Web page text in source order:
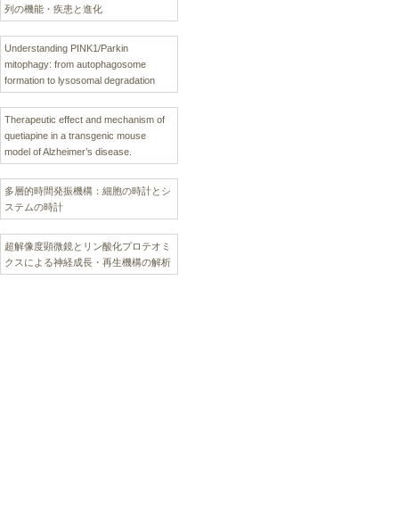
列の機能・疾患と進化
Understanding PINK1/Parkin
mitophagy: from autophagosome
formation to lysosomal degradation
Therapeutic effect and mechanism of
quetiapine in a transgenic mouse
model of Alzheimer’s disease.
多層的時間発振機構：細胞の時計とシ
ステムの時計
超解像度顕微鏡とリン酸化プロテオミ
クスによる神経成長・再生機構の解析